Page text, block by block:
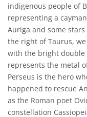
indigenous people of
representing a
Auriga and some
the right of Taurus,
with the bright double
represents the metal
Perseus is the hero
happened to rescue
as the Roman poet
constellation